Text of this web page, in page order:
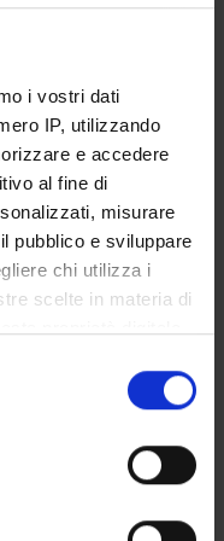
i vostri dati
IP, utilizzando
e accedere
al fine di
misurare
pubblico e sviluppare
chi utilizza i
scelte in materia di
in qualsiasi
o facendo clic
tua posizione
Passiflora species
ad attività
bioattive in estratti
from carrot cell
di sostanze di